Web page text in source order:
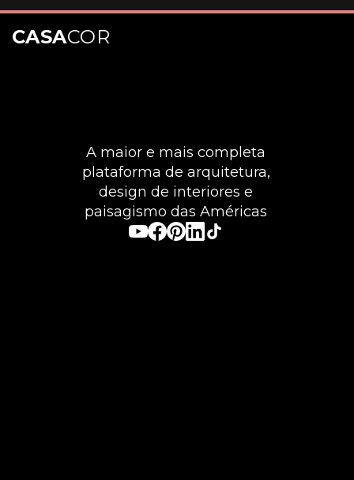
Openinghttps://www.instagram.com/6fdecoracoes/
A maior e mais completa
plataforma de arquitetura,
design de interiores e
paisagismo das Américas
CASACOR